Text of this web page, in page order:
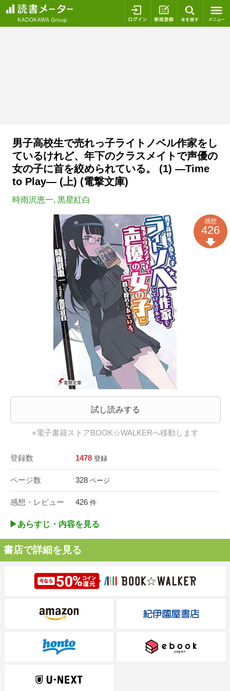
ログイン 新規登録
男子高校生で売れっ子ライトノベル作家をし
ているけれど、年下のクラスメイトで声優の
女の子に首を絞められている。 (1) ―Time
to Play― (上) (電撃文庫)
時雨沢恵一, 黒星紅白
試し読みする
※電子書籍ストアBOOK☆WALKERへ移動します
登録数 1478 登録
ページ数 328 ページ
感想・レビュー 426 件
感想
426
▶︎あらすじ・内容を見る
書店で詳細を見る